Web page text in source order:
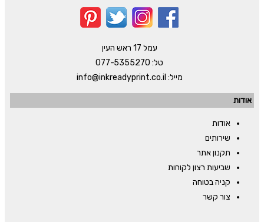
עמל 17 ראש העין
טל: 077-5355270
מייל: info@inkreadyprint.co.il
אודות
אודות
שירותים
תקנון אתר
שביעות רצון לקוחות
קניה בטוחה
צור קשר